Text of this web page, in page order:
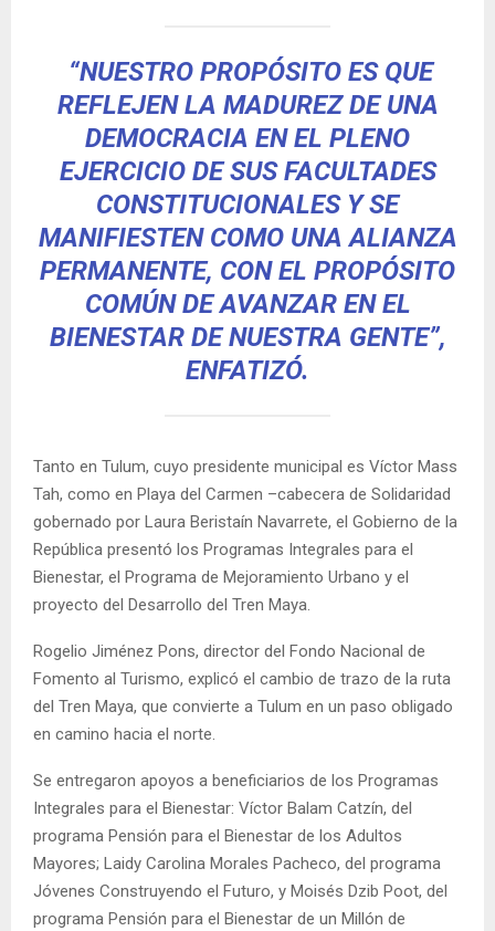
“NUESTRO PROPÓSITO ES QUE
REFLEJEN LA MADUREZ DE UNA
DEMOCRACIA EN EL PLENO
EJERCICIO DE SUS FACULTADES
CONSTITUCIONALES Y SE
MANIFIESTEN COMO UNA ALIANZA
PERMANENTE, CON EL PROPÓSITO
COMÚN DE AVANZAR EN EL
BIENESTAR DE NUESTRA GENTE”,
ENFATIZÓ.
Tanto en Tulum, cuyo presidente municipal es Víctor Mass
Tah, como en Playa del Carmen –cabecera de Solidaridad
gobernado por Laura Beristaín Navarrete, el Gobierno de la
República presentó los Programas Integrales para el
Bienestar, el Programa de Mejoramiento Urbano y el
proyecto del Desarrollo del Tren Maya.
Rogelio Jiménez Pons, director del Fondo Nacional de
Fomento al Turismo, explicó el cambio de trazo de la ruta
del Tren Maya, que convierte a Tulum en un paso obligado
en camino hacia el norte.
Se entregaron apoyos a beneficiarios de los Programas
Integrales para el Bienestar: Víctor Balam Catzín, del
programa Pensión para el Bienestar de los Adultos
Mayores; Laidy Carolina Morales Pacheco, del programa
Jóvenes Construyendo el Futuro, y Moisés Dzib Poot, del
programa Pensión para el Bienestar de un Millón de